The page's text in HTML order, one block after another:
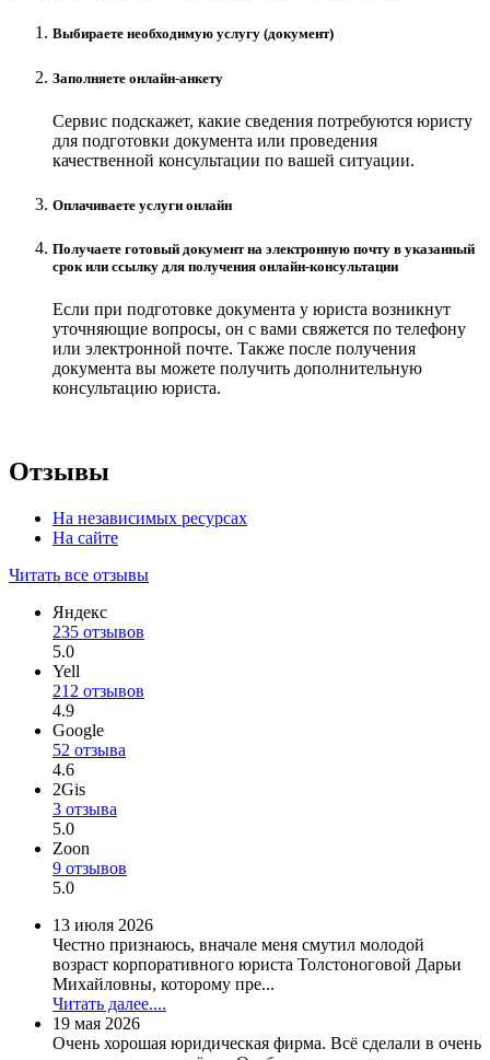
Выбираете необходимую услугу (документ)
Заполняете онлайн-анкету
Сервис подскажет, какие сведения потребуются юристу
для подготовки документа или проведения
качественной консультации по вашей ситуации.
Оплачиваете услуги онлайн
Получаете готовый документ на электронную почту в указанный
срок или ссылку для получения онлайн-консультации
Если при подготовке документа у юриста возникнут
уточняющие вопросы, он с вами свяжется по телефону
или электронной почте. Также после получения
документа вы можете получить дополнительную
консультацию юриста.
Отзывы
На независимых ресурсах
На сайте
Читать все отзывы
Яндекс
235 отзывов
5.0
Yell
212 отзывов
4.9
Google
52 отзыва
4.6
2Gis
3 отзыва
5.0
Zoon
9 отзывов
5.0
13 июля 2026
Честно признаюсь, вначале меня смутил молодой
возраст корпоративного юриста Толстоноговой Дарьи
Михайловны, которому пре...
Читать далее....
19 мая 2026
Очень хорошая юридическая фирма. Всё сделали в очень